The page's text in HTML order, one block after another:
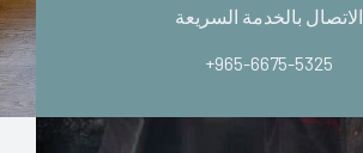
الاتصال بالخدمة السريعة
+965-6675-5325